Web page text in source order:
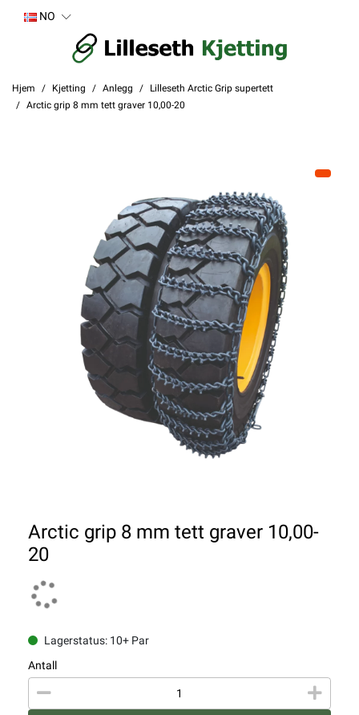
NO
Hjem Kjetting Anlegg
Lilleseth Arctic Grip supertett
Arctic grip 8 mm tett graver 10,00-20
Arctic grip 8 mm tett graver 10,00-
20
Lagerstatus: 10+ Par
Antall